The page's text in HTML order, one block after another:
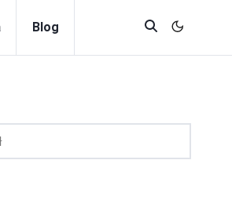
Blog